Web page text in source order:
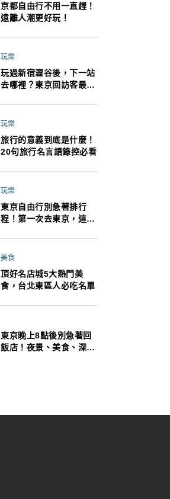
京都自由行不用一直趕！
遠離人潮更好玩！
玩樂
玩過新宿澀谷後，下一站
去哪裡？東京回訪客最推
玩樂
旅行的意義到底是什麼！
20句旅行名言語錄控必看
玩樂
東京自由行別急著排行
程！第一次去東京，這10
美食
頂好名店城5大熱門美
食，台北東區人必吃名單
東京晚上8點後別急著回
飯店！夜景、美食、深夜